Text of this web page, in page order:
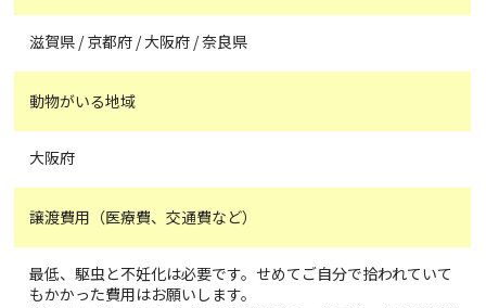
滋賀県 / 京都府 / 大阪府 / 奈良県
動物がいる地域
大阪府
譲渡費用（医療費、交通費など）
最低、駆虫と不妊化は必要です。せめてご自分で拾われていて
もかかった費用はお願いします。